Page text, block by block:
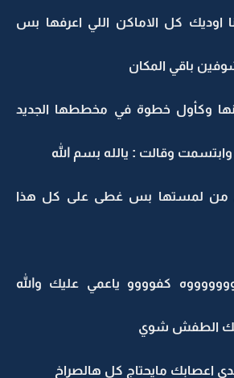
اوديك كل الاماكن اللي اعرفها بس
باقي المكان
وكأول خطوة في مخططها الجديد
وقالت : يالله بسم الله
من لمستها بس غطى على كل هذا
كفوووو ياعمي عليك والله
نفك الطفش شوي
اعصابك مايحتاج كل هالصراخ